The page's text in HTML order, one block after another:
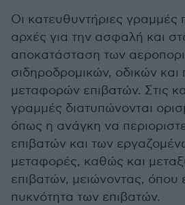
Οι κατευθυντήριες γραμμές
αρχές για την ασφαλή και
αποκατάσταση των
σιδηροδρομικών, οδικών
μεταφορών επιβατών. Στις
γραμμές διατυπώνονται
όπως η ανάγκη να
επιβατών και των
μεταφορές, καθώς και
επιβατών, μειώνοντας, όπου
πυκνότητα των επιβατών.